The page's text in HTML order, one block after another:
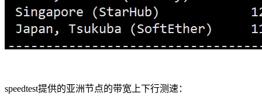
speedtest提供的亚洲节点的带宽上下行测速：